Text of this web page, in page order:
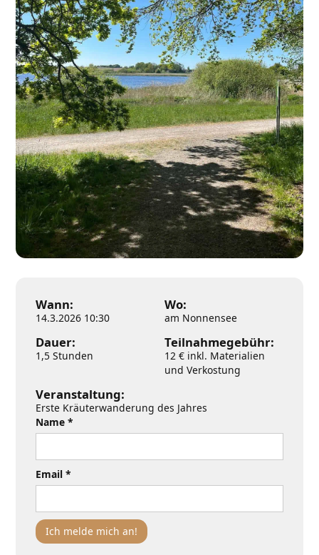
Wann:
14.3.2026 10:30
Wo:
am Nonnensee
Dauer:
1,5 Stunden
Teilnahmegebühr:
12 € inkl. Materialien
und Verkostung
Veranstaltung:
Erste Kräuterwanderung des Jahres
Name *
Email *